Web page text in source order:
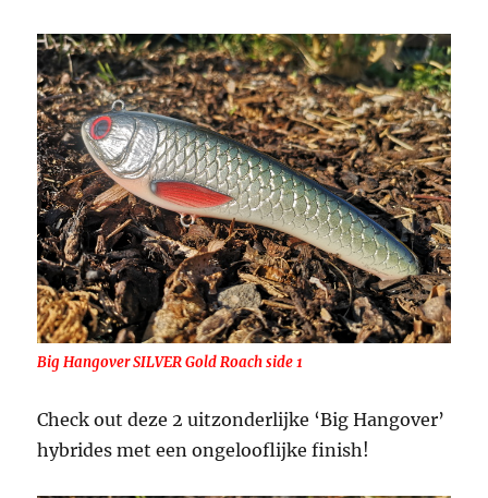
Big Hangover SILVER Gold Roach side 1
Check out deze 2 uitzonderlijke ‘Big Hangover’
hybrides met een ongelooflijke finish!